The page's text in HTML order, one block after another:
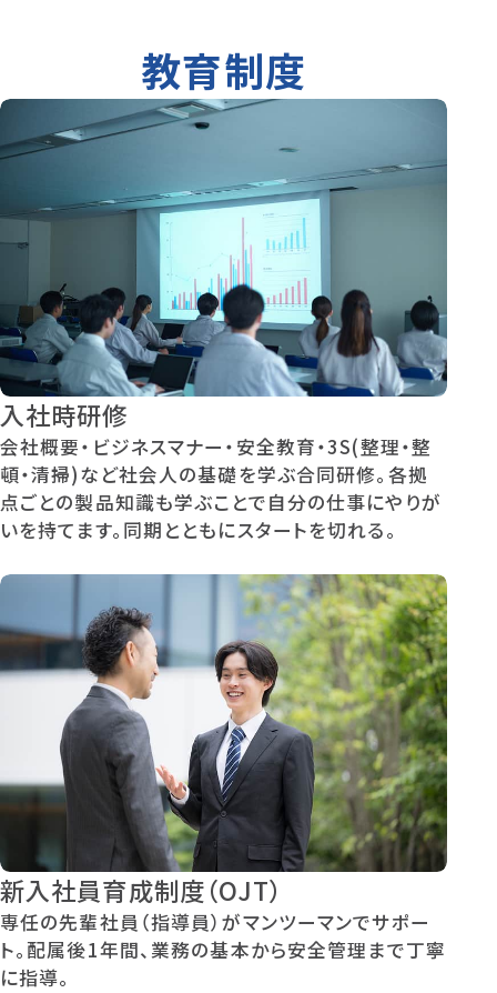
教育制度
入社時研修
会社概要・ビジネスマナー・安全教育・3S(整理・整
頓・清掃)など社会人の基礎を学ぶ合同研修。各拠
点ごとの製品知識も学ぶことで自分の仕事にやりが
いを持てます。同期とともにスタートを切れる。
新入社員育成制度（OJT）
専任の先輩社員（指導員）がマンツーマンでサポー
ト。配属後1年間、業務の基本から安全管理まで丁寧
に指導。